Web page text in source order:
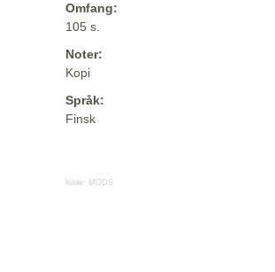
Omfang:
105 s.
Noter:
Kopi
Språk:
Finsk
Kilde: MODS